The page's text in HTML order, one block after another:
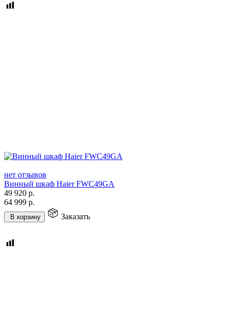
нет отзывов
Винный шкаф Haier FWC49GA
49 920 р.
64 999 р.
В корзину Заказать